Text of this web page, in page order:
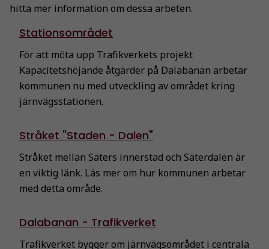
hitta mer information om dessa arbeten.
Stationsområdet
För att möta upp Trafikverkets projekt
Kapacitetshöjande åtgärder på Dalabanan arbetar
kommunen nu med utveckling av området kring
järnvägsstationen.
Stråket "Staden - Dalen"
Stråket mellan Säters innerstad och Säterdalen är
en viktig länk. Läs mer om hur kommunen arbetar
med detta område.
Dalabanan - Trafikverket
Trafikverket bygger om järnvägsområdet i centrala